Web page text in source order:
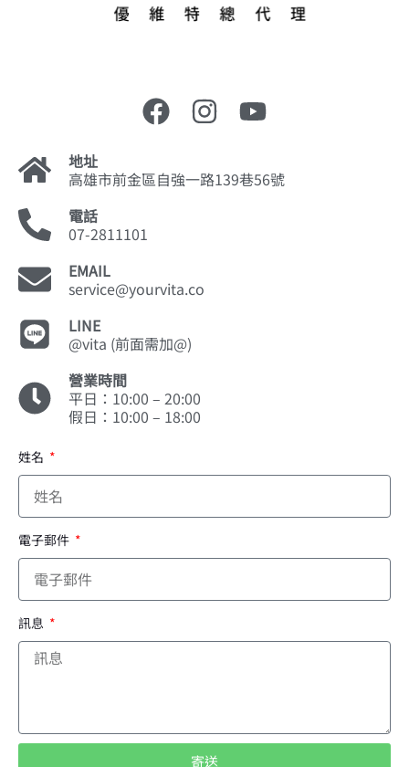
地址
高雄市前金區自強一路139巷56號
電話
07-2811101
EMAIL
service@yourvita.co
LINE
@vita (前面需加@)
營業時間
平日：10:00 – 20:00
假日：10:00 – 18:00
姓名
電子郵件
訊息
寄送